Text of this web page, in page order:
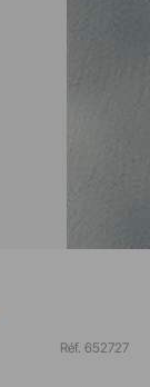
Réf. 652727